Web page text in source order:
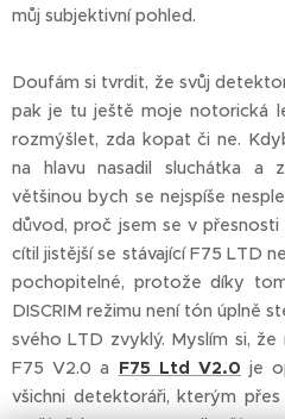
můj subjektivní pohled.
Doufám si tvrdit, že svůj
pak je tu ještě moje notorická
rozmýšlet, zda kopat či ne.
na hlavu nasadil sluchátka a
většinou bych se nejspíše
důvod, proč jsem se v přesnosti
cítil jistější se stávající F75 LTD
pochopitelné, protože díky
DISCRIM režimu není tón úplně
svého LTD zvyklý. Myslím si,
F75 V2.0 a F75 Ltd V2.0 je
všichni detektoráři, kterým